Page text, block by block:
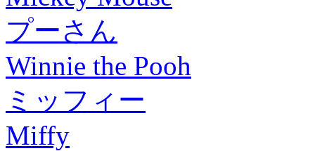
プーさん
Winnie the Pooh
ミッフィー
Miffy